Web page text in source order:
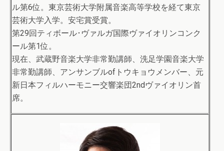
ル第6位。東京芸術大学附属音楽高等学校を経て東京
芸術大学入学。安宅賞受賞。
第29回ティボール･ヴァルガ国際ヴァイオリンコンク
ール第1位。
現在、武蔵野音楽大学非常勤講師、洗足学園音楽大学
非常勤講師、アンサンブルofトウキョウメンバー、元
新日本フィルハーモニー交響楽団2ndヴァイオリン首
席。